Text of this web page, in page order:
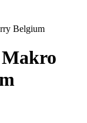
Belgium